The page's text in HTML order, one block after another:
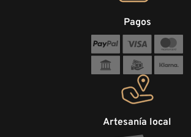
Artesanía local
Pagos